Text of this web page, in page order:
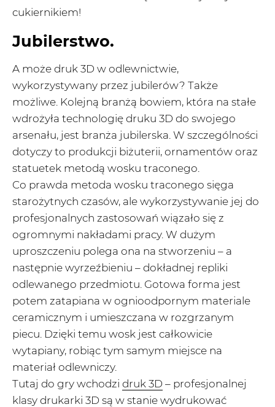
cukiernikiem!
Jubilerstwo.
A może druk 3D w odlewnictwie,
wykorzystywany przez jubilerów? Także
możliwe. Kolejną branżą bowiem, która na stałe
wdrożyła technologię druku 3D do swojego
arsenału, jest branża jubilerska. W szczególności
dotyczy to produkcji biżuterii, ornamentów oraz
statuetek metodą wosku traconego.
Co prawda metoda wosku traconego sięga
starożytnych czasów, ale wykorzystywanie jej do
profesjonalnych zastosowań wiązało się z
ogromnymi nakładami pracy. W dużym
uproszczeniu polega ona na stworzeniu – a
następnie wyrzeźbieniu – dokładnej repliki
odlewanego przedmiotu. Gotowa forma jest
potem zatapiana w ognioodpornym materiale
ceramicznym i umieszczana w rozgrzanym
piecu. Dzięki temu wosk jest całkowicie
wytapiany, robiąc tym samym miejsce na
materiał odlewniczy.
Tutaj do gry wchodzi druk 3D – profesjonalnej
klasy drukarki 3D są w stanie wydrukować